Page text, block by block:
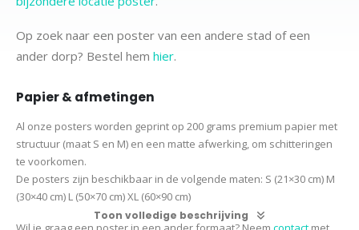
Op zoek naar een poster van een andere stad of een
ander dorp? Bestel hem hier.
Papier & afmetingen
Al onze posters worden geprint op 200 grams premium papier met
structuur (maat S en M) en een matte afwerking, om schitteringen
te voorkomen.
De posters zijn beschikbaar in de volgende maten: S (21×30 cm) M
(30×40 cm) L (50×70 cm) XL (60×90 cm)
Toon volledige beschrijving